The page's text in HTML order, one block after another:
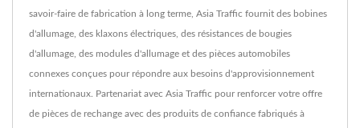
savoir-faire de fabrication à long terme, Asia Traffic fournit des bobines
d'allumage, des klaxons électriques, des résistances de bougies
d'allumage, des modules d'allumage et des pièces automobiles
connexes conçues pour répondre aux besoins d'approvisionnement
internationaux. Partenariat avec Asia Traffic pour renforcer votre offre
de pièces de rechange avec des produits de confiance fabriqués à